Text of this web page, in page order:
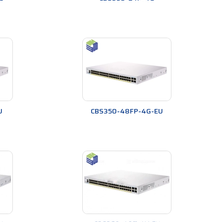
bị chuyển mạch này là một phần trong danh mục
kết hợp giữa hiệu suất, khả năng chi trả và dễ sử
và 48 cổng. Các thiết bị chuyển mạch này thường
dùng không có kiến thức sâu rộng về mạng. Họ
doanh nghiệp của Cisco, một nền tảng quản lý
cho các ứng dụng như hội nghị thoại hoặc
CBS350-48FP-4G-EU